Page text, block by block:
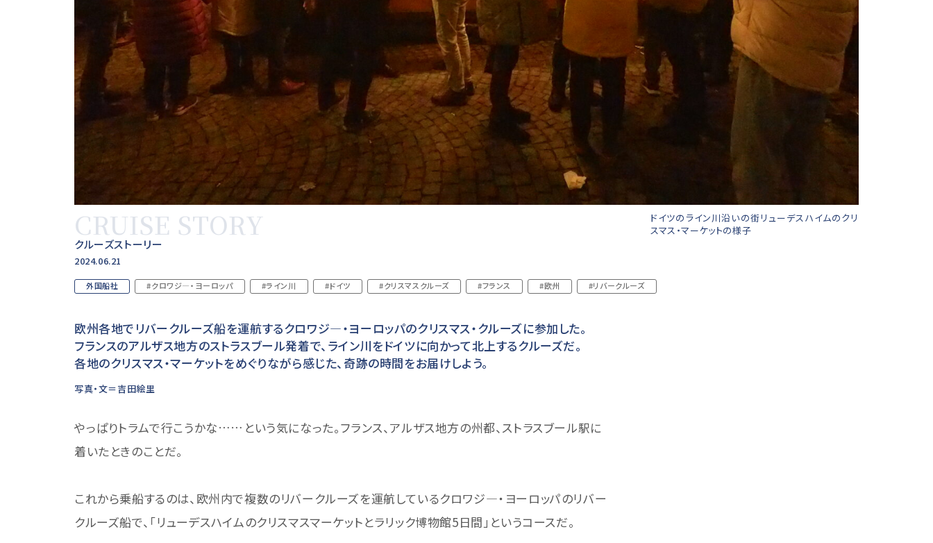
CRUISE STORY
クルーズストーリー
2024.06.21
外国船社 #クロワジ―・ヨーロッパ #ライン川 #ドイツ #クリスマスクルーズ #フランス #欧州 #リバークルーズ
欧州各地でリバークルーズ船を運航するクロワジ―・ヨーロッパのクリスマス・クルーズに参加した。
フランスのアルザス地方のストラスブール発着で、ライン川をドイツに向かって北上するクルーズだ。
各地のクリスマス・マーケットをめぐりながら感じた、奇跡の時間をお届けしよう。
写真・文＝吉田絵里
ドイツのライン川沿いの街リューデスハイムのクリ
スマス・マーケットの様子
やっぱりトラムで行こうかな……という気になった。フランス、アルザス地方の州都、ストラスブール駅に
着いたときのことだ。
これから乗船するのは、欧州内で複数のリバークルーズを運航しているクロワジ―・ヨーロッパのリバー
クルーズ船で、「リューデスハイムのクリスマスマーケットとラリック博物館5日間」というコースだ。